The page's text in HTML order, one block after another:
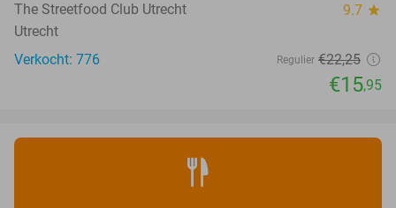
The Streetfood Club Utrecht 9.7 star
Utrecht
Verkocht: 776
Regulier €22,25
€15,95